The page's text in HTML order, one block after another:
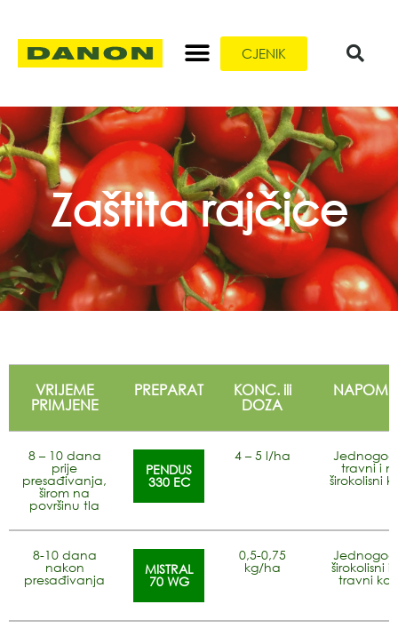
CJENIK
Zaštita rajčice
VRIJEME
PRIMJENE
PREPARAT
KONC. ili
DOZA
8 – 10 dana
prije
presađivanja,
širom na
površinu tla
PENDUS
330 EC
4 – 5 l/ha
travni i
širokolisni
8-10 dana
nakon
presađivanja
MISTRAL
70 WG
0,5-0,75
kg/ha širokolisni i
travni